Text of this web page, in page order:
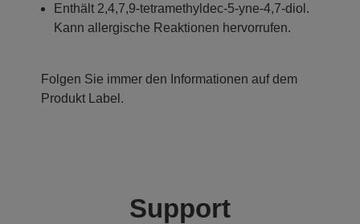
Enthält 2,4,7,9-tetramethyldec-5-yne-4,7-diol.
Kann allergische Reaktionen hervorrufen.
Folgen Sie immer den Informationen auf dem
Produkt Label.
Support